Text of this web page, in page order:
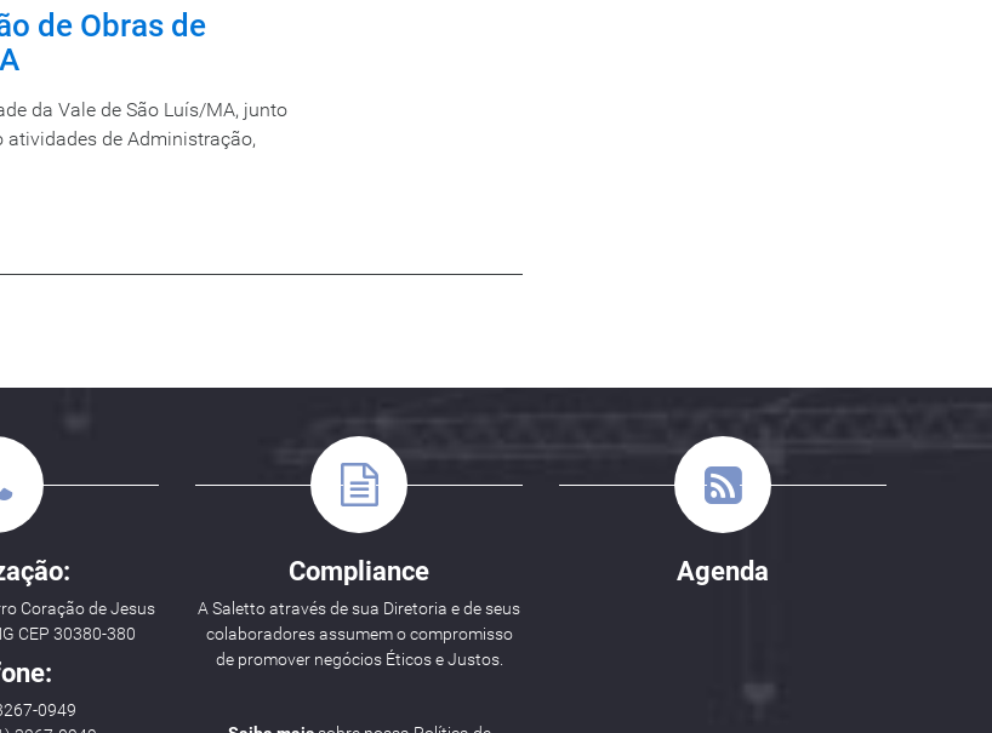
de Obras de
da Vale de São Luís/MA, junto
atividades de Administração,
Coração de Jesus
CEP 30380-380
0949
Compliance
A Saletto através de sua Diretoria e de seus
colaboradores assumem o compromisso
de promover negócios Éticos e Justos.
Agenda